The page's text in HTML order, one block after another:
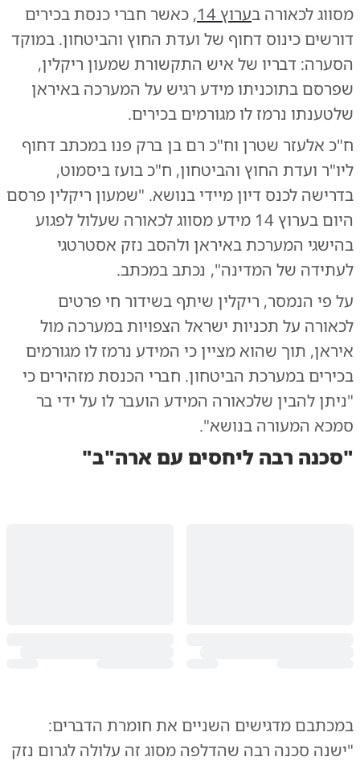
מסווג לכאורה בערוץ 14
, כאשר חברי כנסת בכירים
דורשים כינוס דחוף של ועדת החוץ והביטחון. במוקד
הסערה: דבריו של איש התקשורת שמעון ריקלין,
שפרסם בתוכניתו מידע רגיש על המערכה באיראן
שלטענתו נרמז לו מגורמים בכירים.
ח"כ אלעזר שטרן וח"כ רם בן ברק פנו במכתב דחוף
ליו"ר ועדת החוץ והביטחון, ח"כ בועז ביסמוט,
בדרישה לכנס דיון מיידי בנושא. "שמעון ריקלין פרסם
היום בערוץ 14 מידע מסווג לכאורה שעלול לפגוע
בהישגי המערכת באיראן ולהסב נזק אסטרטגי
לעתידה של המדינה", נכתב במכתב.
על פי הנמסר, ריקלין שיתף בשידור חי פרטים
לכאורה על תכניות ישראל הצפויות במערכה מול
איראן, תוך שהוא מציין כי המידע נרמז לו מגורמים
בכירים במערכת הביטחון. חברי הכנסת מזהירים כי
"ניתן להבין שלכאורה המידע הועבר לו על ידי בר
סמכא המעורה בנושא".
"סכנה רבה ליחסים עם ארה"ב"
במכתבם מדגישים השניים את חומרת הדברים:
"ישנה סכנה רבה שהדלפה מסוג זה עלולה לגרום נזק